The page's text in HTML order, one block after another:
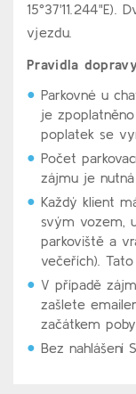
vjezdu.
Pravidla
Parkovné u
je
poplatek se
Počet
zájmu je
Každý klient
svým vozem,
parkoviště a
večeřích).
V případě
zašlete
začátkem
Bez nahlášení